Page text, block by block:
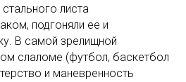
листа
подгоняли ее и
В самой зрелищной
слаломе (футбол, баскетбол
и маневренность